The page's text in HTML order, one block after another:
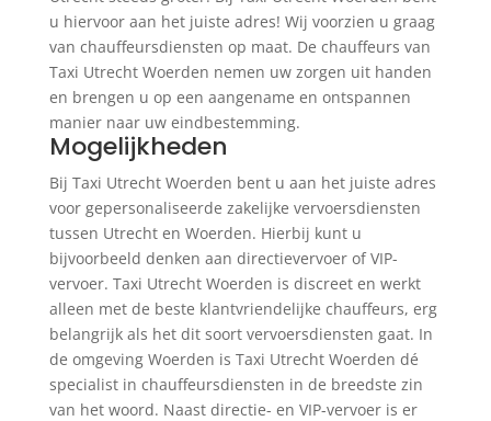
u hiervoor aan het juiste adres! Wij voorzien u graag
van chauffeursdiensten op maat. De chauffeurs van
Taxi Utrecht Woerden nemen uw zorgen uit handen
en brengen u op een aangename en ontspannen
manier naar uw eindbestemming.
Mogelijkheden
Bij Taxi Utrecht Woerden bent u aan het juiste adres
voor gepersonaliseerde zakelijke vervoersdiensten
tussen Utrecht en Woerden. Hierbij kunt u
bijvoorbeeld denken aan directievervoer of VIP-
vervoer. Taxi Utrecht Woerden is discreet en werkt
alleen met de beste klantvriendelijke chauffeurs, erg
belangrijk als het dit soort vervoersdiensten gaat. In
de omgeving Woerden is Taxi Utrecht Woerden dé
specialist in chauffeursdiensten in de breedste zin
van het woord. Naast directie- en VIP-vervoer is er